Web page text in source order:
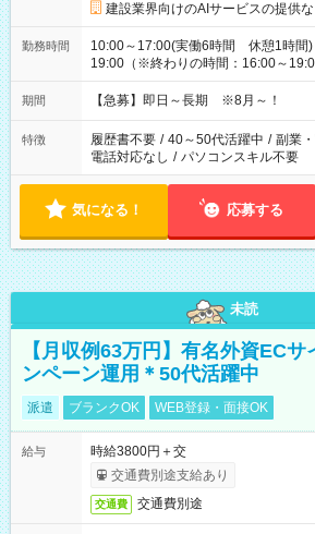
建設業界向けのAIサービスの提供
勤務時間
10:00～17:00(実働6時間 休憩1時間
19:00（※終わりの時間：16:00～
期間 【急募】即日～長期 ※8月～！
特徴 履歴書不要 / 40～50代活躍中 / 副業
電話対応なし / パソコンスキル不要
気になる！ 応募する
未読
【月収例63万円】有名外資ECサ
ンペーン運用＊50代活躍中
派遣 ブランクOK WEB登録・面接OK
給与
時給3800円＋交
交通費別途支給あり
交通費 交通費別途